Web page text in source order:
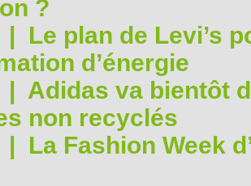
?
| Le plan de Levi’s
d’énergie
| Adidas va bientôt
non recyclés
| La Fashion Week